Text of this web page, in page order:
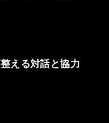
える対話と協力